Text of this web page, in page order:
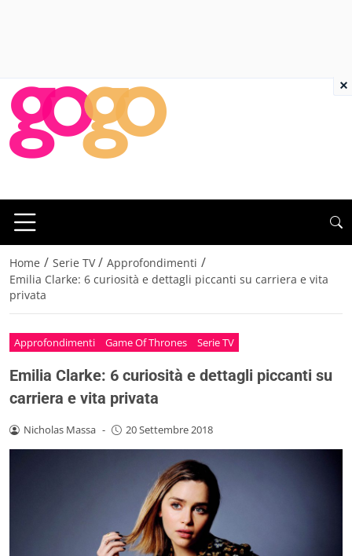
Home / Serie TV / Approfondimenti /
Emilia Clarke: 6 curiosità e dettagli piccanti su carriera e vita
privata
Approfondimenti Game Of Thrones Serie TV
Emilia Clarke: 6 curiosità e dettagli piccanti su
carriera e vita privata
Nicholas Massa - 20 Settembre 2018
×